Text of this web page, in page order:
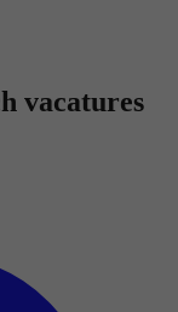
vacatures